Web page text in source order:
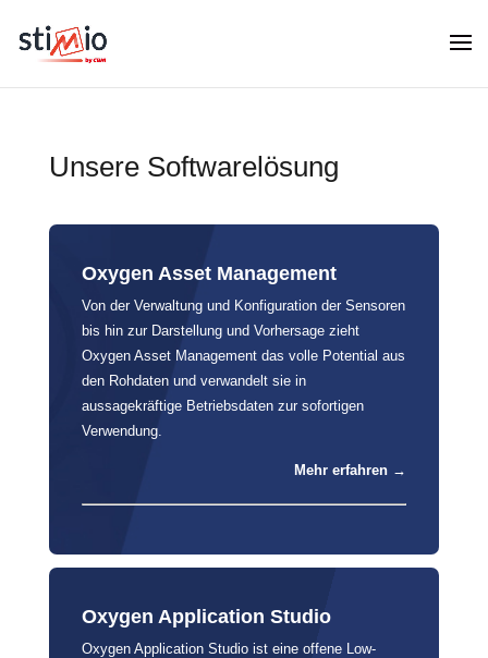
Unsere Softwarelösung
Oxygen Asset Management
Von der Verwaltung und Konfiguration der Sensoren
bis hin zur Darstellung und Vorhersage zieht
Oxygen Asset Management das volle Potential aus
den Rohdaten und verwandelt sie in
aussagekräftige Betriebsdaten zur sofortigen
Verwendung.
Mehr erfahren →
Oxygen Application Studio
Oxygen Application Studio ist eine offene Low-